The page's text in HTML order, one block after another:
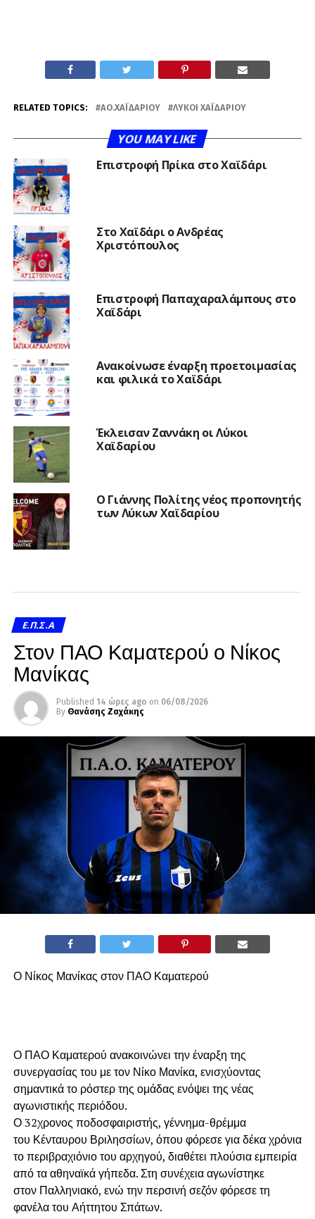
RELATED TOPICS: ΑΟ.ΧΑΪΔΑΡΊΟΥ ΛΎΚΟΙ ΧΑΪΔΑΡΊΟΥ
YOU MAY LIKE
Επιστροφή Πρίκα στο Χαϊδάρι
Στο Χαϊδάρι ο Ανδρέας
Χριστόπουλος
Επιστροφή Παπαχαραλάμπους στο
Χαϊδάρι
Ανακοίνωσε έναρξη προετοιμασίας
και φιλικά το Χαϊδάρι
Έκλεισαν Ζαννάκη οι Λύκοι
Χαϊδαρίου
Ο Γιάννης Πολίτης νέος προπονητής
των Λύκων Χαϊδαρίου
Ε.Π.Σ.Α
Στον ΠΑΟ Καματερού ο Νίκος
Μανίκας
Published 14 ώρες ago on 06/08/2026
By Θανάσης Ζαχάκης
Ο Νίκος Μανίκας στον ΠΑΟ Καματερού
Ο ΠΑΟ Καματερού ανακοινώνει την έναρξη της
συνεργασίας του με τον Νίκο Μανίκα, ενισχύοντας
σημαντικά το ρόστερ της ομάδας ενόψει της νέας
αγωνιστικής περιόδου.
Ο 32χρονος ποδοσφαιριστής, γέννημα-θρέμμα
του Κένταυρου Βριλησσίων, όπου φόρεσε για δέκα χρόνια
το περιβραχιόνιο του αρχηγού, διαθέτει πλούσια εμπειρία
από τα αθηναϊκά γήπεδα. Στη συνέχεια αγωνίστηκε
στον Παλληνιακό, ενώ την περσινή σεζόν φόρεσε τη
φανέλα του Αήττητου Σπάτων.